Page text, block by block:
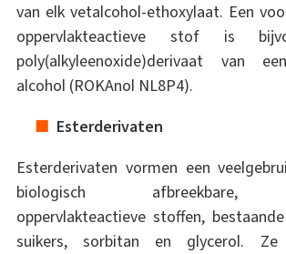
van elk vetalcohol-ethoxylaat. Een
oppervlakteactieve stof is
poly(alkyleenoxide)derivaat van
alcohol (ROKAnol NL8P4).
Esterderivaten
Esterderivaten vormen een
biologisch afbreekbare,
oppervlakteactieve stoffen,
suikers, sorbitan en glycerol.